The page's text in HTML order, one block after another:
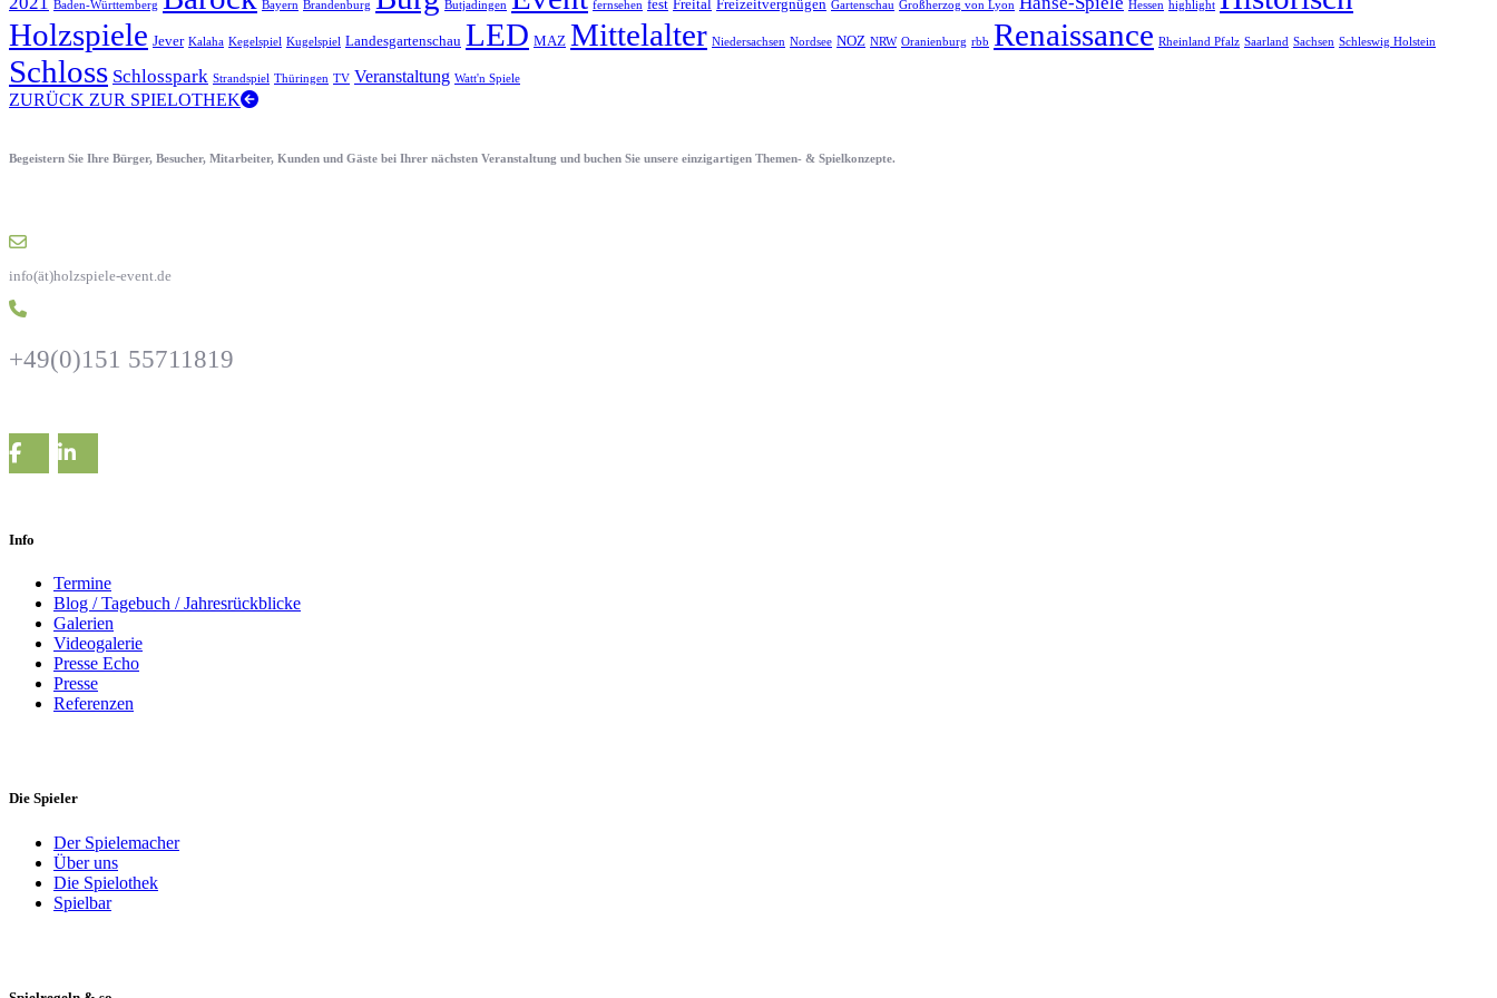
Baden-Württemberg Bayern Brandenburg Butjadingen fernsehen fest Freital Freizeitvergnügen Gartenschau Großherzog von Lyon Hessen highlight
Holzspiele Jever Kalaha Kegelspiel Kugelspiel Landesgartenschau LED MAZ Mittelalter Niedersachsen Nordsee NOZ NRW Oranienburg rbb Renaissance Rheinland Pfalz Saarland Sachsen Schleswig Holstein
Schloss Schlosspark Strandspiel Thüringen TV Veranstaltung Watt'n Spiele
ZURÜCK ZUR SPIELOTHEK
Begeistern Sie Ihre Bürger, Besucher, Mitarbeiter, Kunden und Gäste bei Ihrer nächsten Veranstaltung und buchen Sie unsere einzigartigen Themen- & Spielkonzepte.
info(ät)holzspiele-event.de
+49(0)151 55711819
Info
Termine
Blog / Tagebuch / Jahresrückblicke
Galerien
Videogalerie
Presse Echo
Presse
Referenzen
Die Spieler
Der Spielemacher
Über uns
Die Spielothek
Spielbar